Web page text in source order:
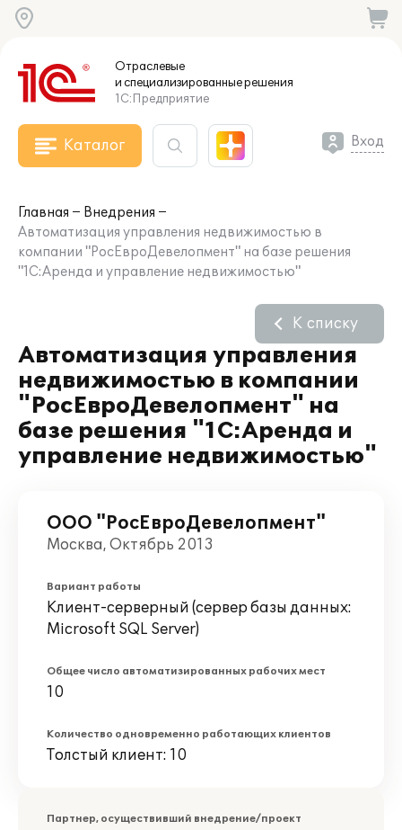
Отраслевые
и специализированныерешения
1С:Предприятие
Каталог Вход
Главная
Внедрения
Автоматизация управления недвижимостью в
компании "РосЕвроДевелопмент" на базе решения
"1С:Аренда и управление недвижимостью"
Автоматизация управления
недвижимостью в компании
"РосЕвроДевелопмент" на
базе решения "1С:Аренда и
управление недвижимостью"
К списку
ООО "РосЕвроДевелопмент"
Москва, Октябрь 2013
Вариант работы
Клиент-серверный (сервер базы данных:
Microsoft SQL Server)
Общее число автоматизированных рабочих мест
10
Количество одновременно работающих клиентов
Толстый клиент: 10
Партнер, осуществивший внедрение/проект